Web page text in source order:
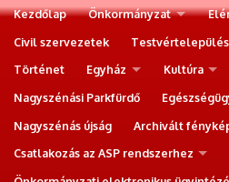
Kezdőlap Önkormányzat
Civil szervezetek
Történet
Egyház Kultúra
Nagyszénási Parkfürdő
Nagyszénás újság
Archivált
Csatlakozás az ASP rendszerhez